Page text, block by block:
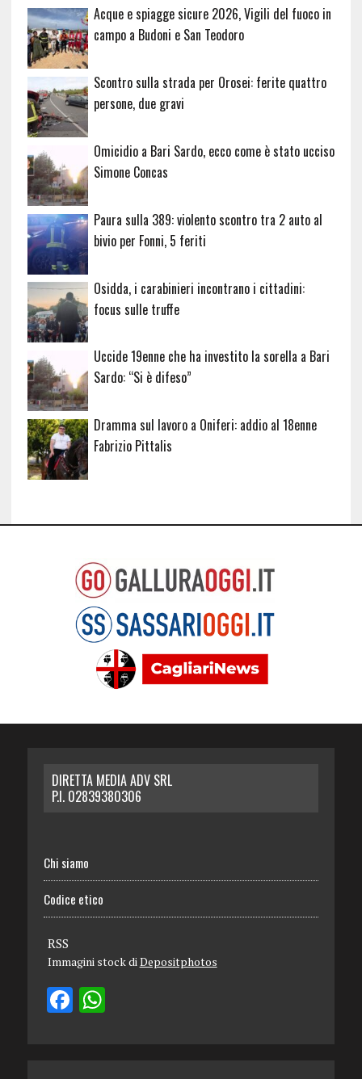
Acque e spiagge sicure 2026, Vigili del fuoco in
campo a Budoni e San Teodoro
Scontro sulla strada per Orosei: ferite quattro
persone, due gravi
Omicidio a Bari Sardo, ecco come è stato ucciso
Simone Concas
Paura sulla 389: violento scontro tra 2 auto al
bivio per Fonni, 5 feriti
Osidda, i carabinieri incontrano i cittadini:
focus sulle truffe
Uccide 19enne che ha investito la sorella a Bari
Sardo: “Si è difeso”
Dramma sul lavoro a Oniferi: addio al 18enne
Fabrizio Pittalis
DIRETTA MEDIA ADV SRL
P.I. 02839380306
Chi siamo
Codice etico
RSS
Immagini stock diDepositphotos